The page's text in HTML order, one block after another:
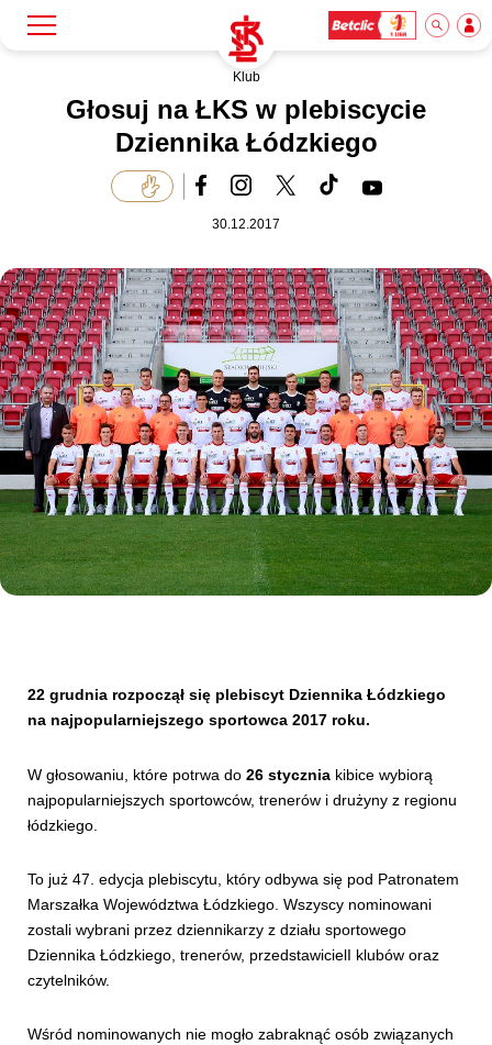
Akademia
Biznes
Dla mediów
Kibice
SKLEP KUP BILET
Klub
Głosuj na ŁKS w plebiscycie
Dziennika Łódzkiego
30.12.2017
22 grudnia rozpoczął się plebiscyt Dziennika Łódzkiego
na najpopularniejszego sportowca 2017 roku.
W głosowaniu, które potrwa do 26 stycznia kibice wybiorą
najpopularniejszych sportowców, trenerów i drużyny z regionu
łódzkiego.
To już 47. edycja plebiscytu, który odbywa się pod Patronatem
Marszałka Województwa Łódzkiego. Wszyscy nominowani
zostali wybrani przez dziennikarzy z działu sportowego
Dziennika Łódzkiego, trenerów, przedstawicielI klubów oraz
czytelników.
Wśród nominowanych nie mogło zabraknąć osób związanych